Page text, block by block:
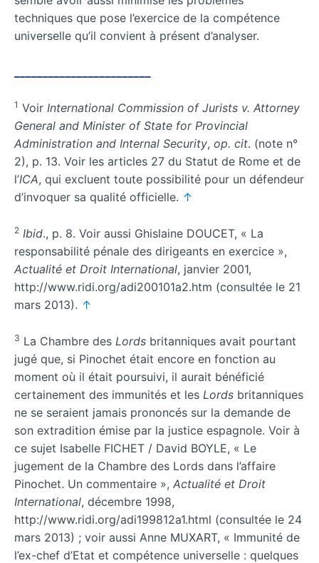
techniques que pose l’exercice de la compétence
universelle qu’il convient à présent d’analyser.
1 Voir International Commission of Jurists v. Attorney
General and Minister of State for Provincial
Administration and Internal Security, op. cit. (note n°
2), p. 13. Voir les articles 27 du Statut de Rome et de
l’ICA, qui excluent toute possibilité pour un défendeur
d’invoquer sa qualité officielle. ↑
2 Ibid., p. 8. Voir aussi Ghislaine DOUCET, « La
responsabilité pénale des dirigeants en exercice »,
Actualité et Droit International, janvier 2001,
http://www.ridi.org/adi200101a2.htm (consultée le 21
mars 2013). ↑
3 La Chambre des Lords britanniques avait pourtant
jugé que, si Pinochet était encore en fonction au
moment où il était poursuivi, il aurait bénéficié
certainement des immunités et les Lords britanniques
ne se seraient jamais prononcés sur la demande de
son extradition émise par la justice espagnole. Voir à
ce sujet Isabelle FICHET / David BOYLE, « Le
jugement de la Chambre des Lords dans l’affaire
Pinochet. Un commentaire », Actualité et Droit
International, décembre 1998,
http://www.ridi.org/adi199812a1.html (consultée le 24
mars 2013) ; voir aussi Anne MUXART, « Immunité de
l’ex-chef d’Etat et compétence universelle : quelques